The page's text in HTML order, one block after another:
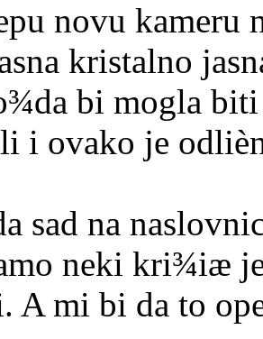
novu kameru
kristalno
bi mogla
i ovako je
sad na
neki kri¾iæ
A mi bi da to